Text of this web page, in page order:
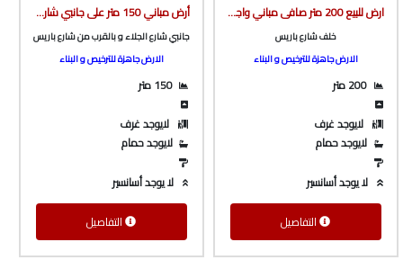
ارض للبيع 200 متر صافى مباني واجهه بحريه خلف شارع باريس ع شارع بعرض 10 متر من شركة الوسيط العقارية بشبين الكوم
خلف شارع باريس
الارض جاهزة للترخيص و البناء
200 متر
لايوجد غرف
لايوجد حمام
لا يوجد أسانسير
التفاصيل
أرض مباني 150 متر على جانبي شارع الجلاء بالقرب من كنافة و بسبوسه و بالقرب من شارع باريس من شركة الوسيط العقارية بشبين الكوم
جانبي شارع الجلاء و بالقرب من شارع باريس
الارض جاهزة للترخيص و البناء
150 متر
لايوجد غرف
لايوجد حمام
لا يوجد أسانسير
التفاصيل